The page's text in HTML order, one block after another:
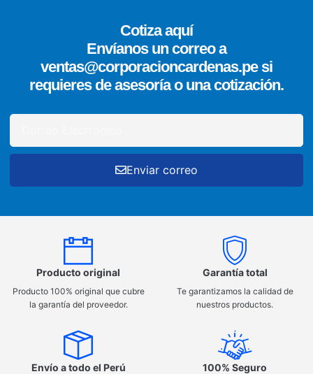
Cotiza aquí
Envíanos un correo a
ventas@corporacioncardenas.pe si
requieres de asesoría o una cotización.
Enviar correo
Producto original
Producto 100% original que cubre
la garantía del proveedor.
Garantía total
Te garantizamos la calidad de
nuestros productos.
Envío a todo el Perú 100% Seguro